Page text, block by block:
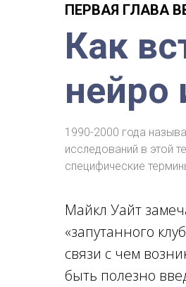
ПЕРВАЯ ГЛАВА
Как
нейро
1990-2000 года
исследований в этой
специфические
Майкл Уайт
«запутанного
связи с чем
быть полезно